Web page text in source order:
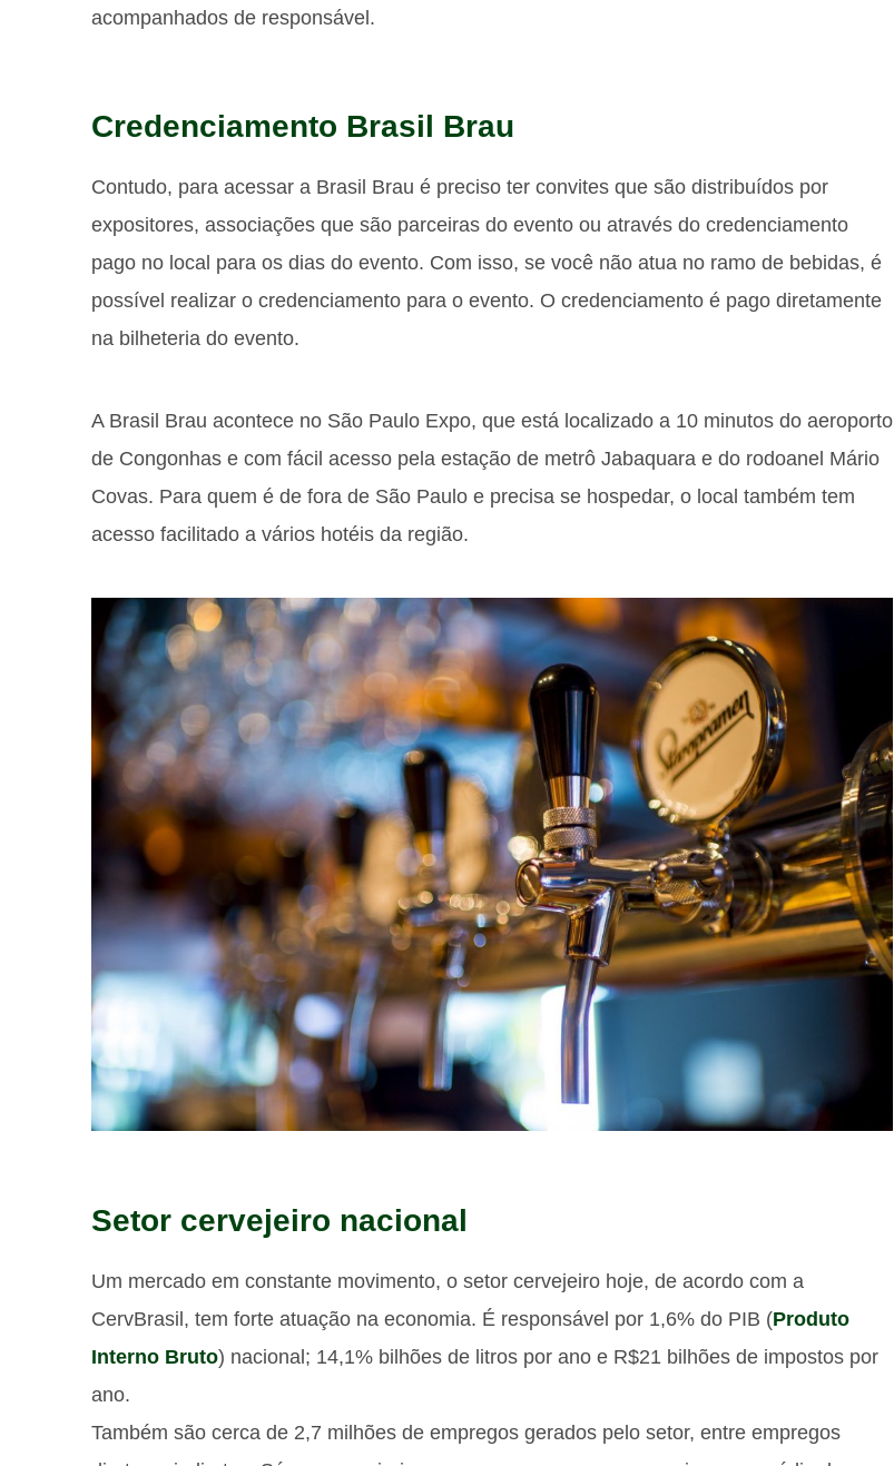
acompanhados de responsável.
Credenciamento Brasil Brau
Contudo, para acessar a Brasil Brau é preciso ter convites que são distribuídos por
expositores, associações que são parceiras do evento ou através do credenciamento
pago no local para os dias do evento. Com isso, se você não atua no ramo de bebidas, é
possível realizar o credenciamento para o evento. O credenciamento é pago diretamente
na bilheteria do evento.
A Brasil Brau acontece no São Paulo Expo, que está localizado a 10 minutos do aeroporto
de Congonhas e com fácil acesso pela estação de metrô Jabaquara e do rodoanel Mário
Covas. Para quem é de fora de São Paulo e precisa se hospedar, o local também tem
acesso facilitado a vários hotéis da região.
Setor cervejeiro nacional
Um mercado em constante movimento, o setor cervejeiro hoje, de acordo com a
CervBrasil, tem forte atuação na economia. É responsável por 1,6% do PIB (Produto
Interno Bruto) nacional; 14,1% bilhões de litros por ano e R$21 bilhões de impostos por
ano.
Também são cerca de 2,7 milhões de empregos gerados pelo setor, entre empregos